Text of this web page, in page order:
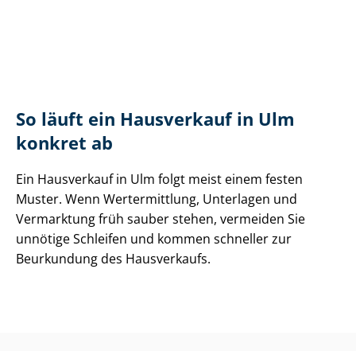
So läuft ein Hausverkauf in Ulm
konkret ab
Ein Hausverkauf in Ulm folgt meist einem festen
Muster. Wenn Wertermittlung, Unterlagen und
Vermarktung früh sauber stehen, vermeiden Sie
unnötige Schleifen und kommen schneller zur
Beurkundung des Hausverkaufs.